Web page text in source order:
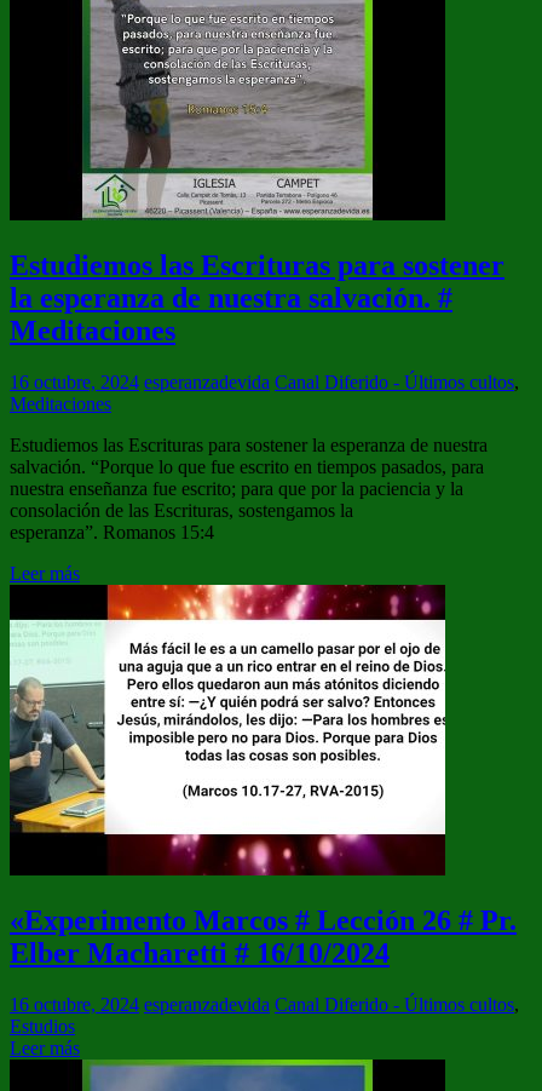
Estudiemos las Escrituras para sostener
la esperanza de nuestra salvación. #
Meditaciones
16 octubre, 2024 esperanzadevida Canal Diferido - Últimos cultos,
Meditaciones
Estudiemos las Escrituras para sostener la esperanza de nuestra
salvación. “Porque lo que fue escrito en tiempos pasados, para
nuestra enseñanza fue escrito; para que por la paciencia y la
consolación de las Escrituras, sostengamos la
esperanza”. Romanos 15:4
Leer más
«Experimento Marcos # Lección 26 # Pr.
Elber Macharetti # 16/10/2024
16 octubre, 2024 esperanzadevida Canal Diferido - Últimos cultos,
Estudios
Leer más